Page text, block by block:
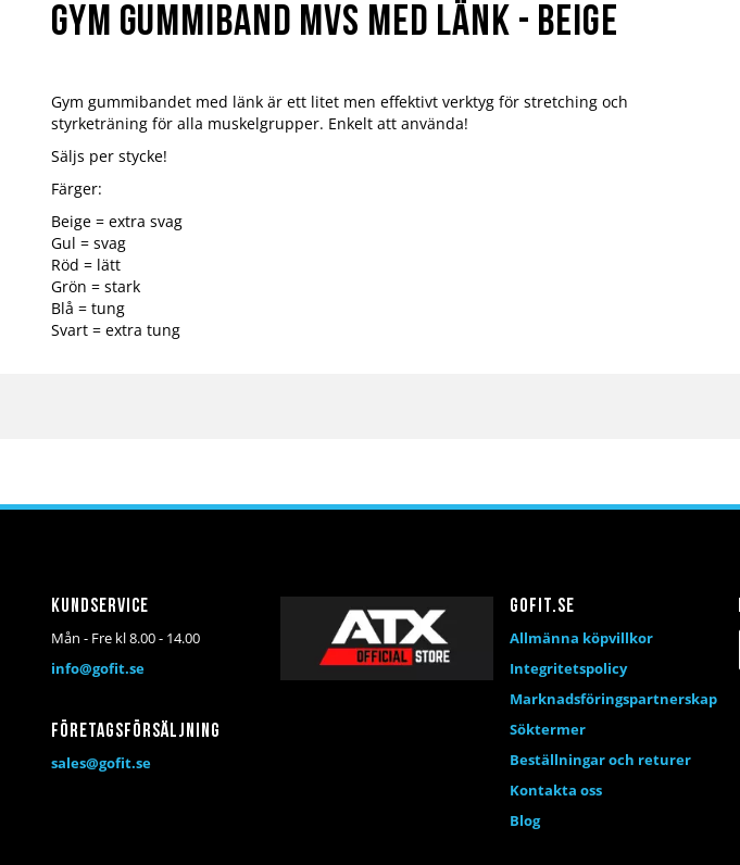
Gym Gummiband MVS med Länk - Beige
Gym gummibandet med länk är ett litet men effektivt verktyg för stretching och
styrketräning för alla muskelgrupper. Enkelt att använda!
Säljs per stycke!
Färger:
Beige = extra svag
Gul = svag
Röd = lätt
Grön = stark
Blå = tung
Svart = extra tung
Kundservice
Mån - Fre kl 8.00 - 14.00
info@gofit.se
Företagsförsäljning
sales@gofit.se
Gofit.se
Allmänna köpvillkor
Integritetspolicy
Marknadsföringspartnerskap
Söktermer
Beställningar och returer
Kontakta oss
Blog